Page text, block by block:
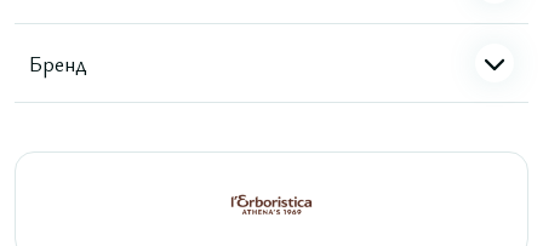
Бренд